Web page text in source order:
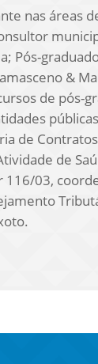
nas áreas
Pós-
&
de pós-
de
de
03,